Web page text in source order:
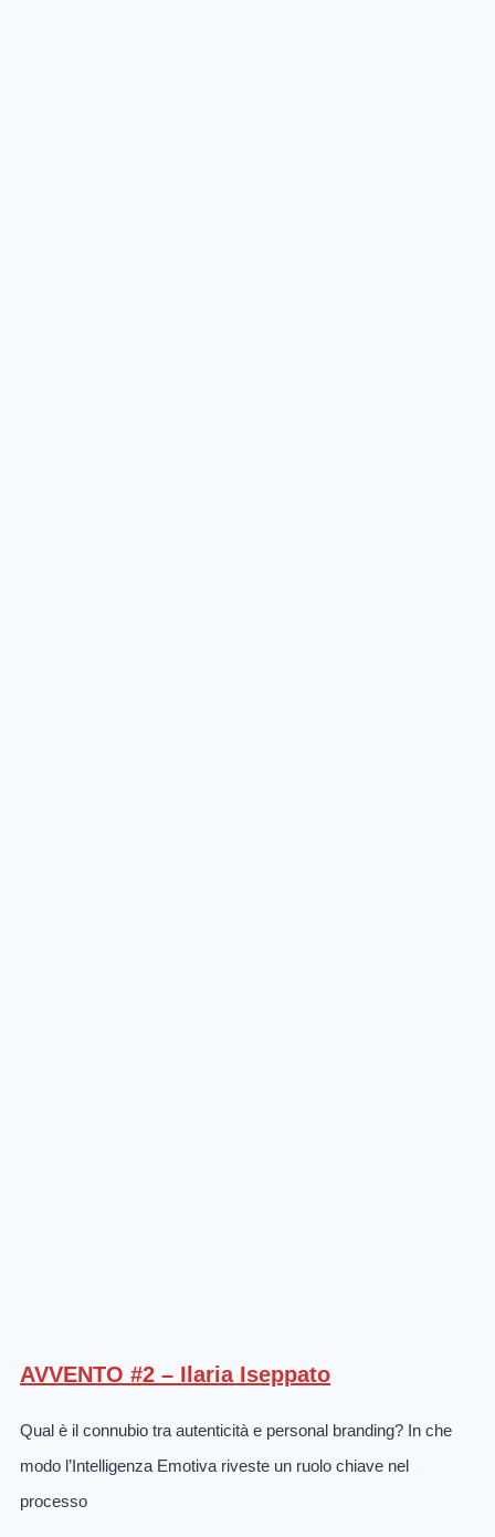
AVVENTO #2 – Ilaria Iseppato
Qual è il connubio tra autenticità e personal branding? In che
modo l’Intelligenza Emotiva riveste un ruolo chiave nel
processo